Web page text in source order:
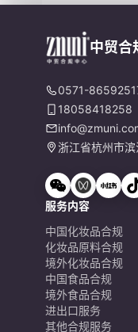
中贸合
0571-
18058418258
浙江省杭州市
服务内容
中国化妆品合规
化妆品原料合规
境外化妆品合规
中国食品合规
境外食品合规
进出口服务
其他合规服务